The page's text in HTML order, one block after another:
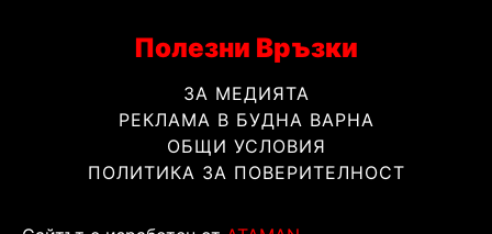
Полезни Връзки
ЗА МЕДИЯТА
РЕКЛАМА В БУДНА ВАРНА
ОБЩИ УСЛОВИЯ
ПОЛИТИКА ЗА ПОВЕРИТЕЛНОСТ